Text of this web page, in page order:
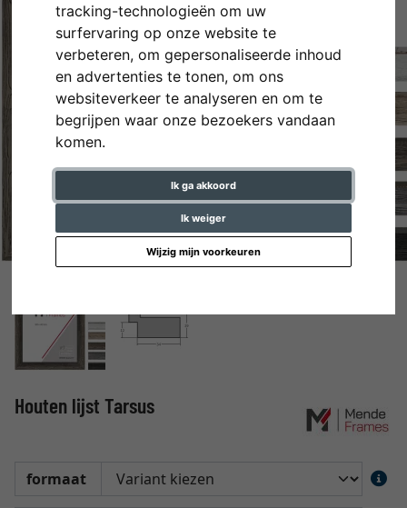
tracking-technologieën om uw
surfervaring op onze website te
verbeteren, om gepersonaliseerde inhoud
en advertenties te tonen, om ons
websiteverkeer te analyseren en om te
begrijpen waar onze bezoekers vandaan
komen.
Ik ga akkoord
Ik weiger
Wijzig mijn voorkeuren
Terug
Houten lijst Tarsus
formaat